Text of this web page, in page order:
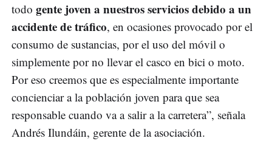
todo gente joven a nuestros servicios debido a un
accidente de tráfico, en ocasiones provocado por el
consumo de sustancias, por el uso del móvil o
simplemente por no llevar el casco en bici o moto.
Por eso creemos que es especialmente importante
concienciar a la población joven para que sea
responsable cuando va a salir a la carretera”, señala
Andrés Ilundáin, gerente de la asociación.